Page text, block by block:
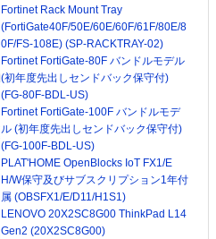
Fortinet Rack Mount Tray
(FortiGate40F/50E/60E/60F/61F/80E/8
0F/FS-108E) (SP-RACKTRAY-02)
Fortinet FortiGate-80F バンドルモデル
(初年度先出しセンドバック保守付)
(FG-80F-BDL-US)
Fortinet FortiGate-100F バンドルモデ
ル (初年度先出しセンドバック保守付)
(FG-100F-BDL-US)
PLAT'HOME OpenBlocks IoT FX1/E
H/W保守及びサブスクリプション1年付
属 (OBSFX1/E/D11/H1S1)
LENOVO 20X2SC8G00 ThinkPad L14
Gen2 (20X2SC8G00)